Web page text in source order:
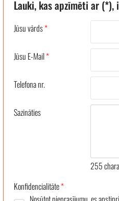
Lauki, kas apzīmēti ar
Jūsu vārds*
Jūsu E-Mail*
Telefona nr.
Sazināties
255
Konfidencialitāte*